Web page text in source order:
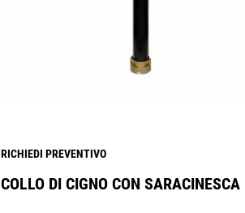
RICHIEDI PREVENTIVO
COLLO DI CIGNO CON SARACINESCA